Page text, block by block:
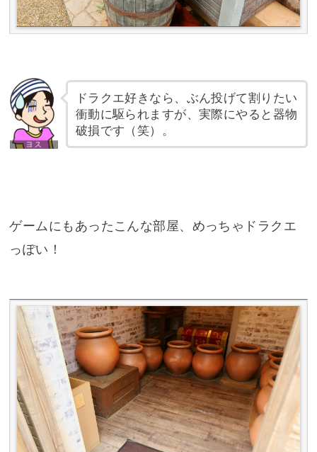
ドラクエ好きなら、ぶん投げて割りたい
衝動に駆られますが、実際にやると器物
破損です（笑）。
ゲームにもあったこんな部屋、めっちゃドラクエ
っぽい！